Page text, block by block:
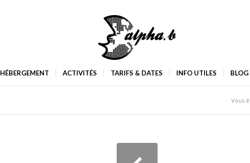
HÉBERGEMENT ACTIVITÉS TARIFS & DATES INFO UTILES BLOG
Vous